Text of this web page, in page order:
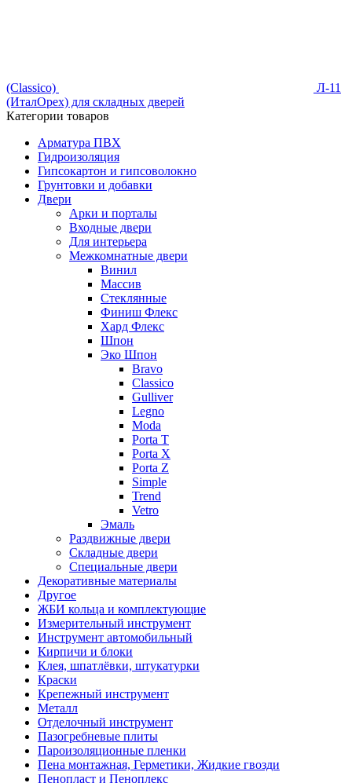
(Classico)
Л-11
(ИталОрех) для складных дверей
Категории товаров
Арматура ПВХ
Гидроизоляция
Гипсокартон и гипсоволокно
Грунтовки и добавки
Двери
Арки и порталы
Входные двери
Для интерьера
Межкомнатные двери
Винил
Массив
Стеклянные
Финиш Флекс
Хард Флекс
Шпон
Эко Шпон
Bravo
Classico
Gulliver
Legno
Moda
Porta T
Porta X
Porta Z
Simple
Trend
Vetro
Эмаль
Раздвижные двери
Складные двери
Специальные двери
Декоративные материалы
Другое
ЖБИ кольца и комплектующие
Измерительный инструмент
Инструмент автомобильный
Кирпичи и блоки
Клея, шпатлёвки, штукатурки
Краски
Крепежный инструмент
Металл
Отделочный инструмент
Пазогребневые плиты
Пароизоляционные пленки
Пена монтажная, Герметики, Жидкие гвозди
Пенопласт и Пеноплекс